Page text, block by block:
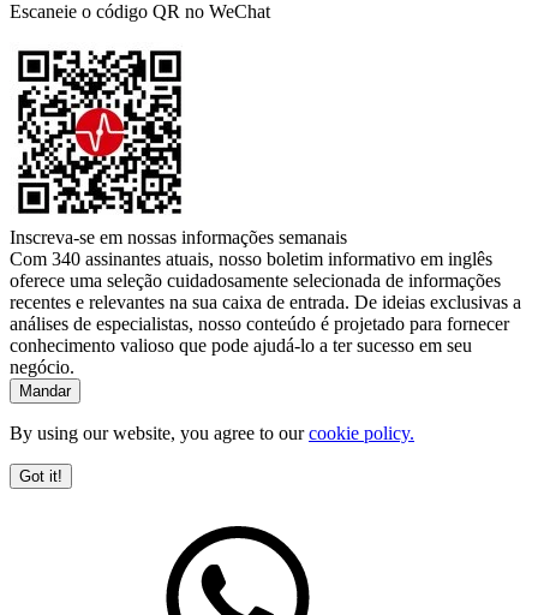
Escaneie o código QR no WeChat
Inscreva-se em nossas informações semanais
Com 340 assinantes atuais, nosso boletim informativo em inglês
oferece uma seleção cuidadosamente selecionada de informações
recentes e relevantes na sua caixa de entrada. De ideias exclusivas a
análises de especialistas, nosso conteúdo é projetado para fornecer
conhecimento valioso que pode ajudá-lo a ter sucesso em seu
negócio.
By using our website, you agree to ourcookie policy.
Got it!